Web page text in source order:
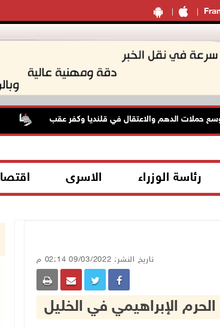
حملات الدهم والاعتقال في قلنديا وكفر عقب
رئاسة الوزراء الاسرى
تاريخ النشر: 09/03/2022 02:14 م
الإبراهيمي في الخليل